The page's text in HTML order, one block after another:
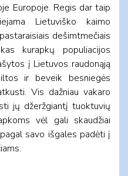
Europoje. Regis dar taip
Lietuviško kaimo
dešimtmečiais
kurapkų populiacijos
į Lietuvos raudonąją
ir beveik besniegės
Vis dažniau vakaro
jų džeržgiantį tuoktuvių
vėl gali skaudžiai
savo išgales padėti į